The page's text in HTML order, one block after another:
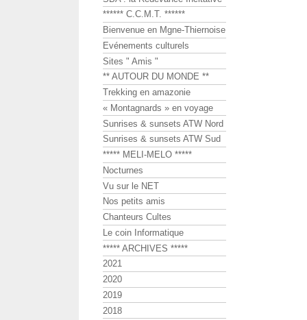
****** C.C.M.T. ******
Bienvenue en Mgne-Thiernoise
Evénements culturels
Sites " Amis "
** AUTOUR DU MONDE **
Trekking en amazonie
« Montagnards » en voyage
Sunrises & sunsets ATW Nord
Sunrises & sunsets ATW Sud
***** MELI-MELO *****
Nocturnes
Vu sur le NET
Nos petits amis
Chanteurs Cultes
Le coin Informatique
***** ARCHIVES *****
2021
2020
2019
2018